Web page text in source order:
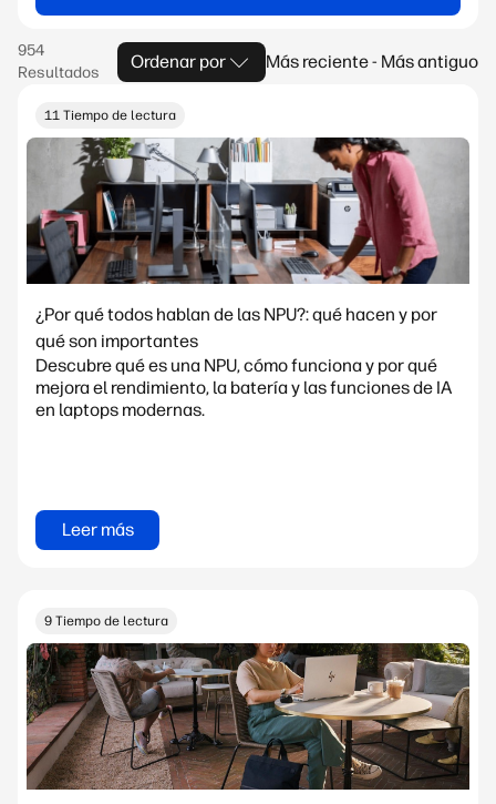
Ordenar por Más reciente - Más antiguo
11 Tiempo de lectura
¿Por qué todos hablan de las NPU?: qué hacen y por
qué son importantes
Descubre qué es una NPU, cómo funciona y por qué
mejora el rendimiento, la batería y las funciones de IA
en laptops modernas.
Leer más
9 Tiempo de lectura